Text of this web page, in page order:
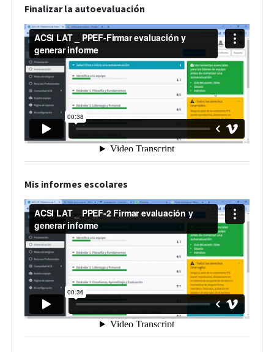
Finalizar la autoevaluación
Mis informes escolares